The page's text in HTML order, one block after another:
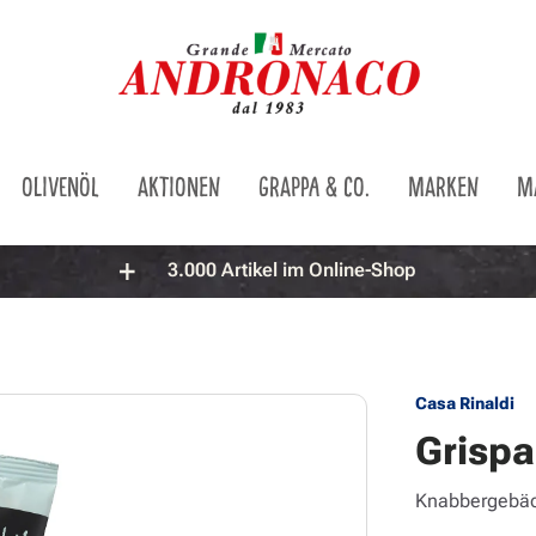
OLIVENÖL AKTIONEN GRAPPA & CO. MARKEN
3.000 Artikel im Online-Shop
Casa Rinaldi